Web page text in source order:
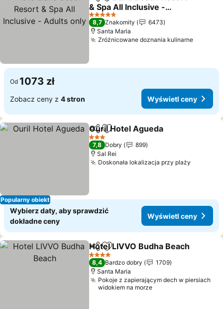
Dodaj do ulubionych
& Spa All Inclusive -
Adults only
5 Kategoria
8,7 Znakomity
6473
Santa Maria
Zróżnicowane doznania kulinarne
Od 1073 zł
Zobacz ceny z 4 stron Wyświetl ceny
Popularny obiekt
Udostępnij
Dodaj do ulubionych
Ouril Hotel Agueda
3 Kategoria
7,8 Dobry
899
Sal Rei
Doskonała lokalizacja przy plaży
Wybierz daty, aby sprawdzić
dokładne ceny
Wyświetl ceny
Udostępnij
Dodaj do ulubionych
Hotel LIVVO Budha Beach
4 Kategoria
8,4 Bardzo dobry
1709
Santa Maria
Pokoje z zapierającym dech w piersiach
widokiem na morze